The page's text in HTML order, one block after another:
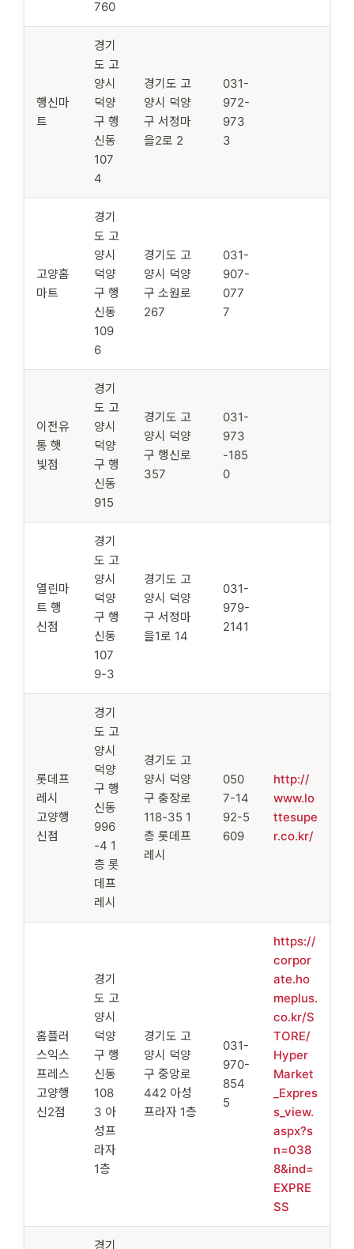
760
행신마
트
경기
도 고
양시
덕양
구 행
신동
107
4
경기도 고
양시 덕양
구 서정마
을2로 2
031-
972-
973
3
고양홈
마트
경기
도 고
양시
덕양
구 행
신동
109
6
경기도 고
양시 덕양
구 소원로
267
031-
907-
077
7
이전유
통 햇
빛점
경기
도 고
양시
덕양
구 행
신동
915
경기도 고
양시 덕양
구 행신로
357
031-
973
-185
0
열린마
트 행
신점
경기
도 고
양시
덕양
구 행
신동
107
9-3
경기도 고
양시 덕양
구 서정마
을1로 14
031-
979-
2141
롯데프
레시
고양행
신점
경기
도 고
양시
덕양
구 행
신동
996
-4 1
층 롯
데프
레시
경기도 고
양시 덕양
구 충장로
118-35 1
층 롯데프
레시
050
7-14
92-5
609
http://
www.lo
ttesupe
r.co.kr/
홈플러
스익스
프레스
고양행
신2점
경기
도 고
양시
덕양
구 행
신동
108
3 아
성프
라자
1층
경기도 고
양시 덕양
구 중앙로
442 아성
프라자 1층
031-
970-
854
5
https://
corpor
ate.ho
meplus.
co.kr/S
TORE/
Hyper
Market
_Expres
s_view.
aspx?s
n=038
8&ind=
EXPRE
SS
경기